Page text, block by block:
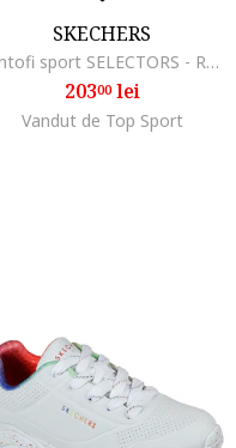
SKECHERS
Pantofi sport SELECTORS - RESET ACTIVATE 303574LBLK
20300lei
Vandut de Top Sport